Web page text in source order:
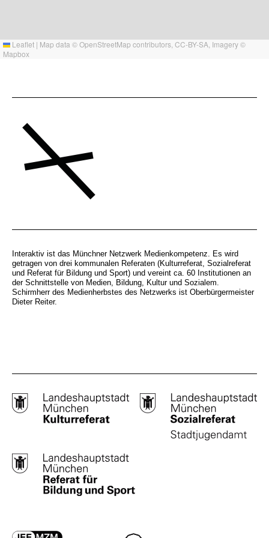
Leaflet | Map data ©OpenStreetMap contributors, CC-BY-SA , Imagery ©
Mapbox
Interaktiv ist das Münchner Netzwerk Medienkompetenz. Es wird
getragen von drei kommunalen Referaten (Kulturreferat, Sozialreferat
und Referat für Bildung und Sport) und vereint ca. 60 Institutionen an
der Schnittstelle von Medien, Bildung, Kultur und Sozialem.
Schirmherr des Medienherbstes des Netzwerks ist Oberbürgermeister
Dieter Reiter.